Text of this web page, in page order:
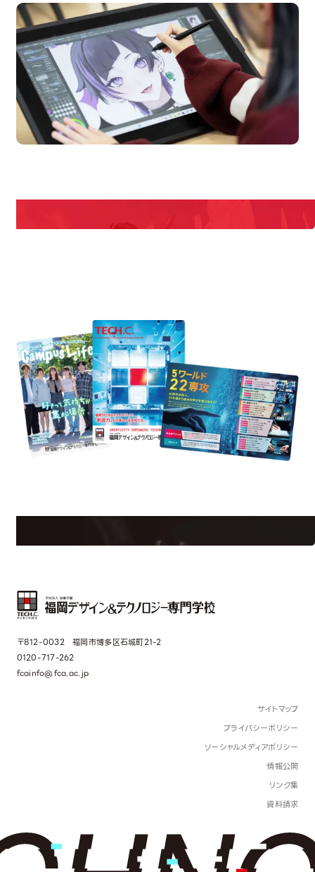
Campus Open
Information
〒812-0032 福岡市博多区石城町21-2
0120-717-262
fcainfo@fca.ac.jp
サイトマップ
プライバシーポリシー
ソーシャルメディアポリシー
情報公開
リンク集
資料請求